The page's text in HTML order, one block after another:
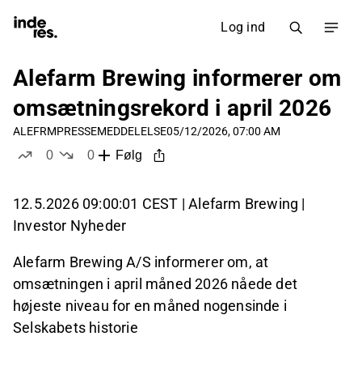
Log ind
Alefarm Brewing informerer om
omsætningsrekord i april 2026
ALEFRMPRESSEMEDDELELSE05/12/2026, 07:00 AM
0
0
Følg
12.5.2026 09:00:01 CEST | Alefarm Brewing |
Investor Nyheder
Alefarm Brewing A/S informerer om, at
omsætningen i april måned 2026 nåede det
højeste niveau for en måned nogensinde i
Selskabets historie